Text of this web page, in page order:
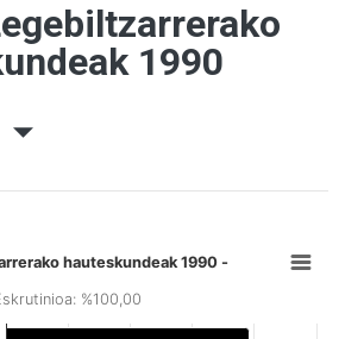
1990
hauteskundeak 1990 -
%100,00